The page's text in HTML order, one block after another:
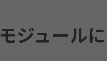
ジュール